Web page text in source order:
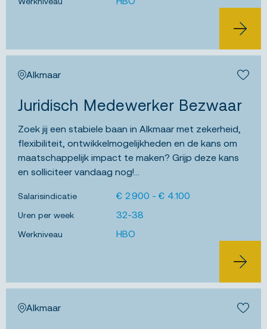
BEKIJK
Alkmaar
Juridisch Medewerker Bezwaar
Zoek jij een stabiele baan in Alkmaar met zekerheid,
flexibiliteit, ontwikkelmogelijkheden en de kans om
maatschappelijk impact te maken? Grijp deze kans
en solliciteer vandaag nog!...
Salarisindicatie € 2.900 - € 4.100
Uren per week 32-38
Werkniveau HBO
BEKIJK
Alkmaar